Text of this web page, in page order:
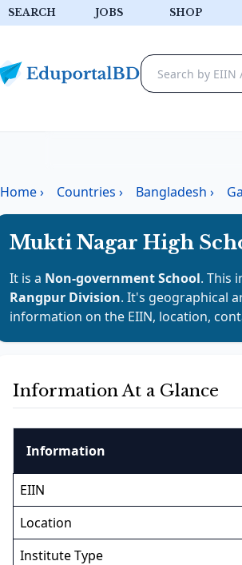
SEARCH JOBS SHOP
Home› Countries › Bangladesh ›
Mukti Nagar High
It is a Non-government School. This
Rangpur Division. It's geographical
information on the EIIN, location,
Information At a Glance
Information
EIIN
Location
Institute Type